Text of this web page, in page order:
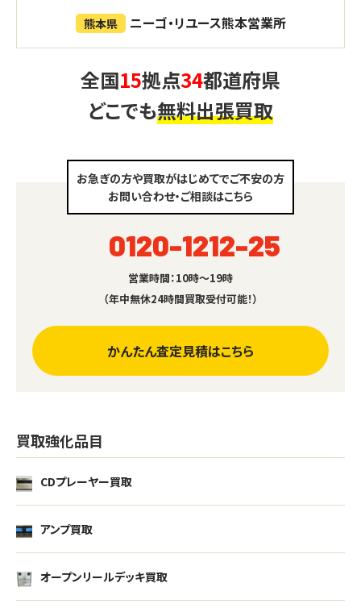
熊本県 ニーゴ・リユース熊本営業所
全国15拠点34都道府県
どこでも無料出張買取
お急ぎの方や買取がはじめてでご不安の方
お問い合わせ・ご相談はこちら
0120-1212-25
営業時間：10時～19時
（年中無休24時間買取受付可能！）
かんたん査定見積はこちら
買取強化品目
CDプレーヤー買取
アンプ買取
オープンリールデッキ買取